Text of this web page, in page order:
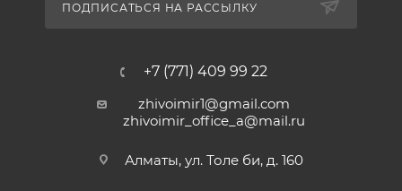
ПОДПИСАТЬСЯ НА РАССЫЛКУ
+7 (771) 409 99 22
zhivoimir1@gmail.com
zhivoimir_office_a@mail.ru
Алматы, ул. Толе би, д. 160